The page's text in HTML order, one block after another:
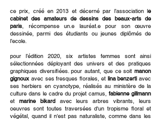
ce prix, créé en 2013 et décerné par l’association le
cabinet des amateurs de dessins des beaux-arts de
paris, récompense un.e lauréat.e pour son œuvre
dessinée, parmi des étudiants ou jeunes diplômés de
l’ecole.
pour l’édition 2020, six artistes femmes sont ainsi
sélectionnées déployant des univers et des pratiques
graphiques diversifiées. pour autant, que ce soit manon
gignoux avec ses fresques florales, et lina benzerti avec
ses herbiers en cyanotype, réalisés au ministère de la
culture dans le cadre du projet camus, fabienne gillmann
et marine bikardavec leurs arbres vibrants, leurs
oeuvres sont toutes traversées d'un tropisme floral et
végétal, quand il n'est pas naturaliste, comme dans les